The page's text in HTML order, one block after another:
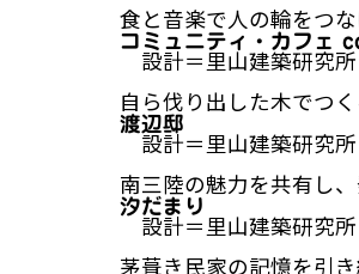
食と音楽で人の輪をつ
コミュニティ・カフェ
設計＝里山建築研究所
自ら伐り出した木でつ
渡辺邸
設計＝里山建築研究所
南三陸の魅力を共有し
汐だまり
設計＝里山建築研究所
茅葺き民家の記憶を引き